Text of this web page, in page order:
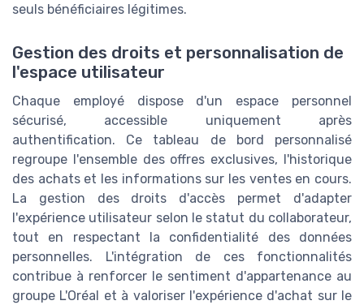
seuls bénéficiaires légitimes.
Gestion des droits et personnalisation de
l'espace utilisateur
Chaque employé dispose d'un espace personnel
sécurisé, accessible uniquement après
authentification. Ce tableau de bord personnalisé
regroupe l'ensemble des offres exclusives, l'historique
des achats et les informations sur les ventes en cours.
La gestion des droits d'accès permet d'adapter
l'expérience utilisateur selon le statut du collaborateur,
tout en respectant la confidentialité des données
personnelles. L'intégration de ces fonctionnalités
contribue à renforcer le sentiment d'appartenance au
groupe L'Oréal et à valoriser l'expérience d'achat sur le